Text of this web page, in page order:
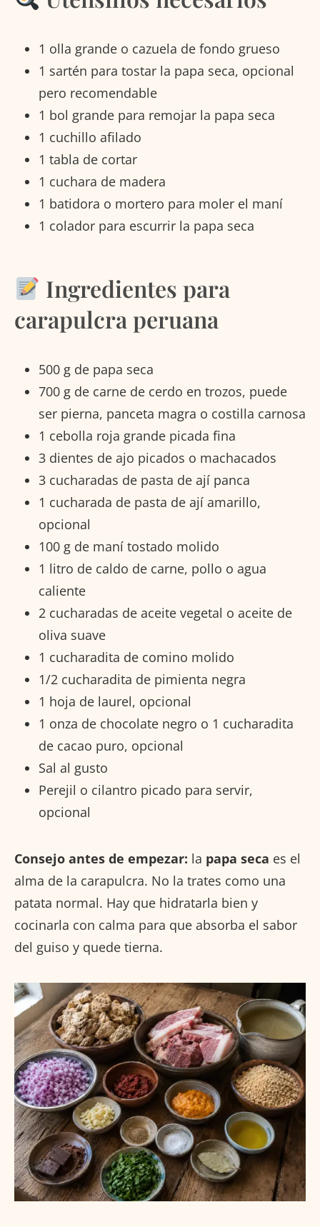
1 olla grande o cazuela de fondo grueso
1 sartén para tostar la papa seca, opcional
pero recomendable
1 bol grande para remojar la papa seca
1 cuchillo afilado
1 tabla de cortar
1 cuchara de madera
1 batidora o mortero para moler el maní
1 colador para escurrir la papa seca
Ingredientes para
carapulcra peruana
500 g de papa seca
700 g de carne de cerdo en trozos, puede
ser pierna, panceta magra o costilla carnosa
1 cebolla roja grande picada fina
3 dientes de ajo picados o machacados
3 cucharadas de pasta de ají panca
1 cucharada de pasta de ají amarillo,
opcional
100 g de maní tostado molido
1 litro de caldo de carne, pollo o agua
caliente
2 cucharadas de aceite vegetal o aceite de
oliva suave
1 cucharadita de comino molido
1/2 cucharadita de pimienta negra
1 hoja de laurel, opcional
1 onza de chocolate negro o 1 cucharadita
de cacao puro, opcional
Sal al gusto
Perejil o cilantro picado para servir,
opcional
Consejo antes de empezar: la papa seca es el
alma de la carapulcra. No la trates como una
patata normal. Hay que hidratarla bien y
cocinarla con calma para que absorba el sabor
del guiso y quede tierna.